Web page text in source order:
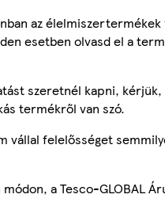
az élelmiszertermékek
esetben olvasd el a
szeretnél kapni, kérjük,
termékről van szó.
vállal felelősséget
a Tesco-GLOBAL